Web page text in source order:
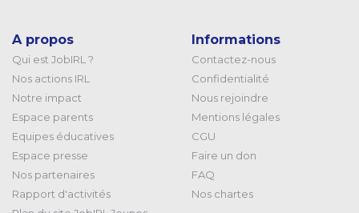
A propos
Qui est JobIRL ?
Nos actions IRL
Notre impact
Espace parents
Equipes éducatives
Espace presse
Nos partenaires
Rapport d'activités
Informations
Contactez-nous
Confidentialité
Nous rejoindre
Mentions légales
CGU
Faire un don
FAQ
Nos chartes